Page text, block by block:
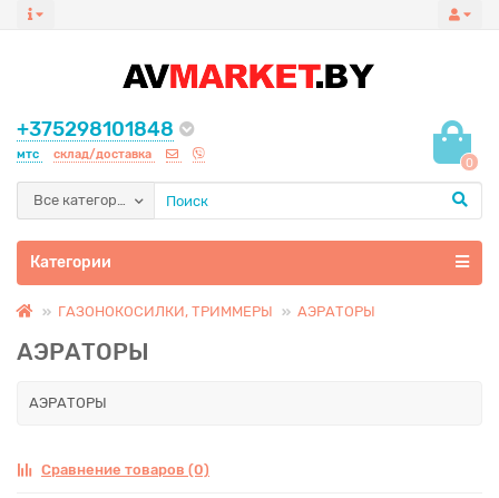
+375298101848
мтс склад/доставка
0
Все категории
Категории
ГАЗОНОКОСИЛКИ, ТРИММЕРЫ АЭРАТОРЫ
АЭРАТОРЫ
АЭРАТОРЫ
Сравнение товаров (0)